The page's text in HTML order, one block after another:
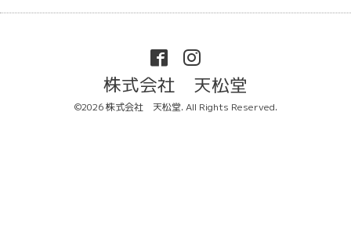
株式会社 天松堂
©2026株式会社 天松堂. All Rights Reserved.